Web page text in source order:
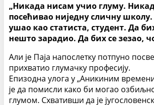
„Никада нисам учио глуму.
посећивао ниједну сличну
ушао као статиста, студент. Да
нешто зарадио. Да бих се зезао,
Али је Паја напослетку потпуно
прихватио глумачку професију.
Епизодна улога у „Аникиним
је да помисли како би могао
глумом. Схвативши да је